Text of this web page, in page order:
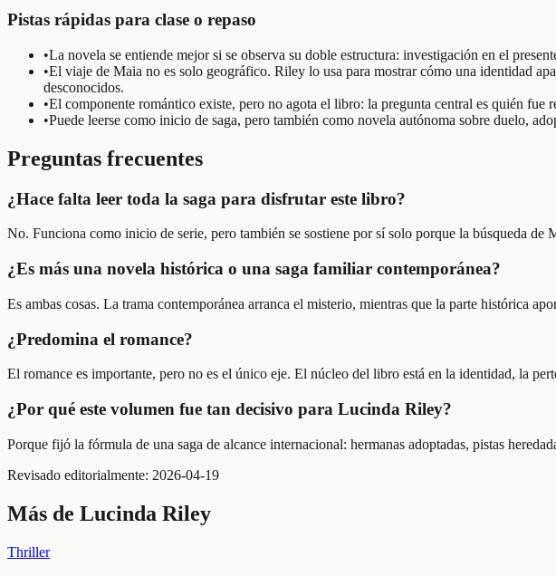
Pistas rápidas para clase o repaso
•La novela se entiende mejor si se observa su doble estructura: investigación en el
•El viaje de Maia no es solo geográfico. Riley lo usa para mostrar cómo una identidad
desconocidos.
•El componente romántico existe, pero no agota el libro: la pregunta central es quién fue
•Puede leerse como inicio de saga, pero también como novela autónoma sobre duelo,
Preguntas frecuentes
¿Hace falta leer toda la saga para disfrutar este libro?
No. Funciona como inicio de serie, pero también se sostiene por sí solo porque la búsqueda
¿Es más una novela histórica o una saga familiar contemporánea?
Es ambas cosas. La trama contemporánea arranca el misterio, mientras que la parte histórica
¿Predomina el romance?
El romance es importante, pero no es el único eje. El núcleo del libro está en la identidad, la
¿Por qué este volumen fue tan decisivo para Lucinda Riley?
Porque fijó la fórmula de una saga de alcance internacional: hermanas adoptadas, pistas
Revisado editorialmente: 2026-04-19
Más de Lucinda Riley
Thriller